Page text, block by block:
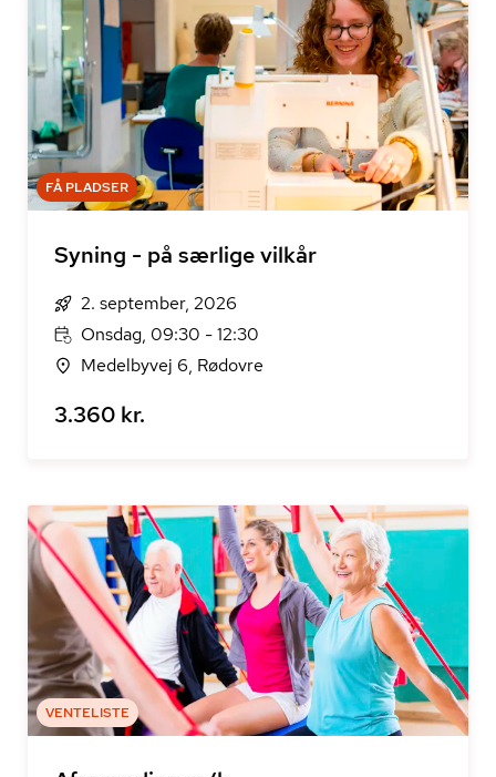
FÅ PLADSER
Syning - på særlige vilkår
2. september, 2026
Onsdag, 09:30 - 12:30
Medelbyvej 6, Rødovre
3.360 kr.
VENTELISTE